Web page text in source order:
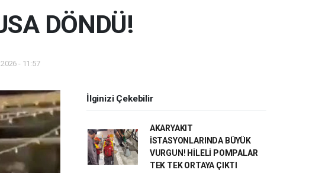
DÖNDÜ!
- 11:57
İlginizi Çekebilir
AKARYAKIT
İSTASYONLARINDA BÜYÜK
VURGUN! HİLELİ POMPALAR
TEK TEK ORTAYA ÇIKTI